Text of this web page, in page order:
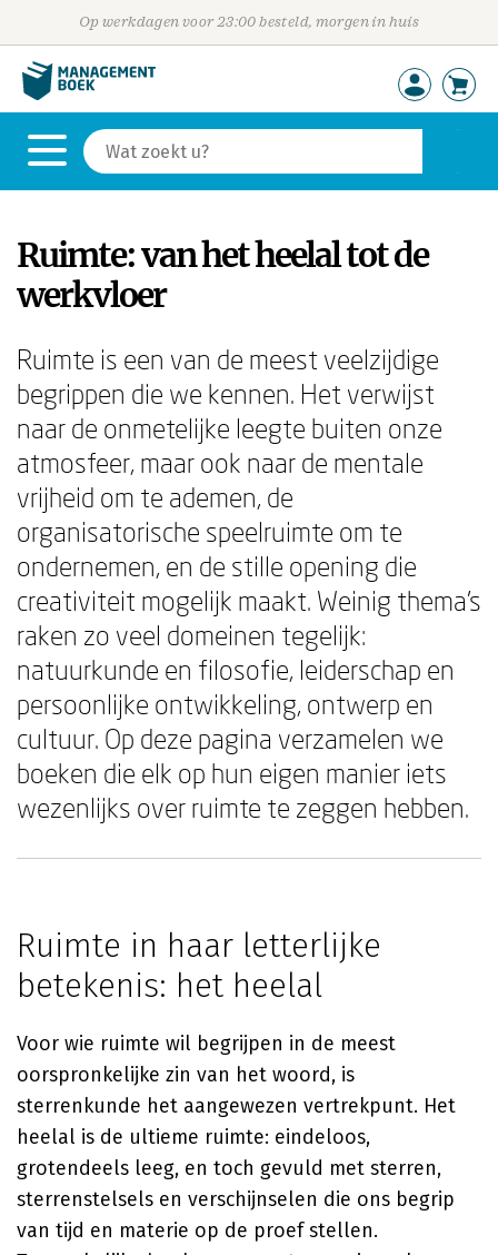
Op werkdagen voor 23:00 besteld, morgen in huis
Ruimte: van het heelal tot de
werkvloer
Ruimte is een van de meest veelzijdige
begrippen die we kennen. Het verwijst
naar de onmetelijke leegte buiten onze
atmosfeer, maar ook naar de mentale
vrijheid om te ademen, de
organisatorische speelruimte om te
ondernemen, en de stille opening die
creativiteit mogelijk maakt. Weinig thema's
raken zo veel domeinen tegelijk:
natuurkunde en filosofie, leiderschap en
persoonlijke ontwikkeling, ontwerp en
cultuur. Op deze pagina verzamelen we
boeken die elk op hun eigen manier iets
wezenlijks over ruimte te zeggen hebben.
Ruimte in haar letterlijke
betekenis: het heelal
Voor wie ruimte wil begrijpen in de meest
oorspronkelijke zin van het woord, is
sterrenkunde het aangewezen vertrekpunt. Het
heelal is de ultieme ruimte: eindeloos,
grotendeels leeg, en toch gevuld met sterren,
sterrenstelsels en verschijnselen die ons begrip
van tijd en materie op de proef stellen.